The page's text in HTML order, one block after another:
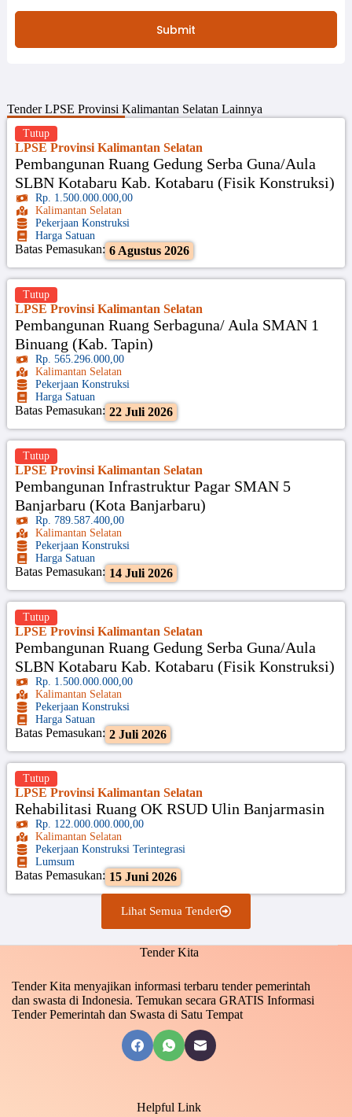
Submit
TenderLPSE Provinsi Kalimantan Selatan Lainnya
LPSE Provinsi Kalimantan Selatan
Pembangunan Ruang Gedung Serba Guna/Aula
SLBN Kotabaru Kab. Kotabaru (Fisik Konstruksi)
Rp. 1.500.000.000,00
Kalimantan Selatan
Pekerjaan Konstruksi
Harga Satuan
Batas Pemasukan: 6 Agustus 2026
Tutup
LPSE Provinsi Kalimantan Selatan
Pembangunan Ruang Serbaguna/ Aula SMAN 1
Binuang (Kab. Tapin)
Rp. 565.296.000,00
Kalimantan Selatan
Pekerjaan Konstruksi
Harga Satuan
Batas Pemasukan: 22 Juli 2026
Tutup
LPSE Provinsi Kalimantan Selatan
Pembangunan Infrastruktur Pagar SMAN 5
Banjarbaru (Kota Banjarbaru)
Rp. 789.587.400,00
Kalimantan Selatan
Pekerjaan Konstruksi
Harga Satuan
Batas Pemasukan: 14 Juli 2026
Tutup
LPSE Provinsi Kalimantan Selatan
Pembangunan Ruang Gedung Serba Guna/Aula
SLBN Kotabaru Kab. Kotabaru (Fisik Konstruksi)
Rp. 1.500.000.000,00
Kalimantan Selatan
Pekerjaan Konstruksi
Harga Satuan
Batas Pemasukan: 2 Juli 2026
Tutup
LPSE Provinsi Kalimantan Selatan
Rehabilitasi Ruang OK RSUD Ulin Banjarmasin
Rp. 122.000.000.000,00
Kalimantan Selatan
Pekerjaan Konstruksi Terintegrasi
Lumsum
Batas Pemasukan: 15 Juni 2026
Tutup
Lihat Semua Tender
Tender Kita
Tender Kita menyajikan informasi terbaru tender pemerintah
dan swasta di Indonesia. Temukan secara GRATIS Informasi
Tender Pemerintah dan Swasta di Satu Tempat
Helpful Link